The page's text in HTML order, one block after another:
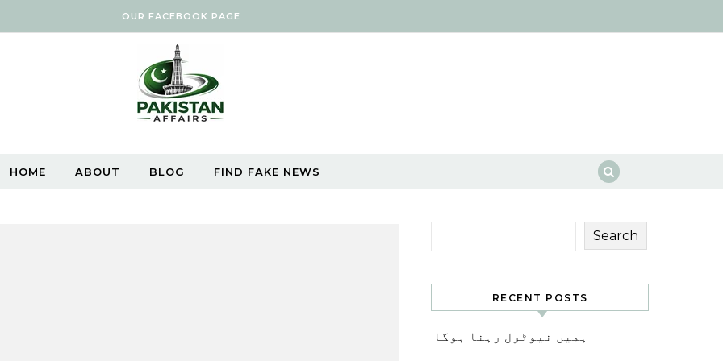
OUR FACEBOOK PAGE
HOME ABOUT BLOG FIND FAKE NEWS
Search
RECENT POSTS
ہمیں نیوٹرل رہنا ہوگا